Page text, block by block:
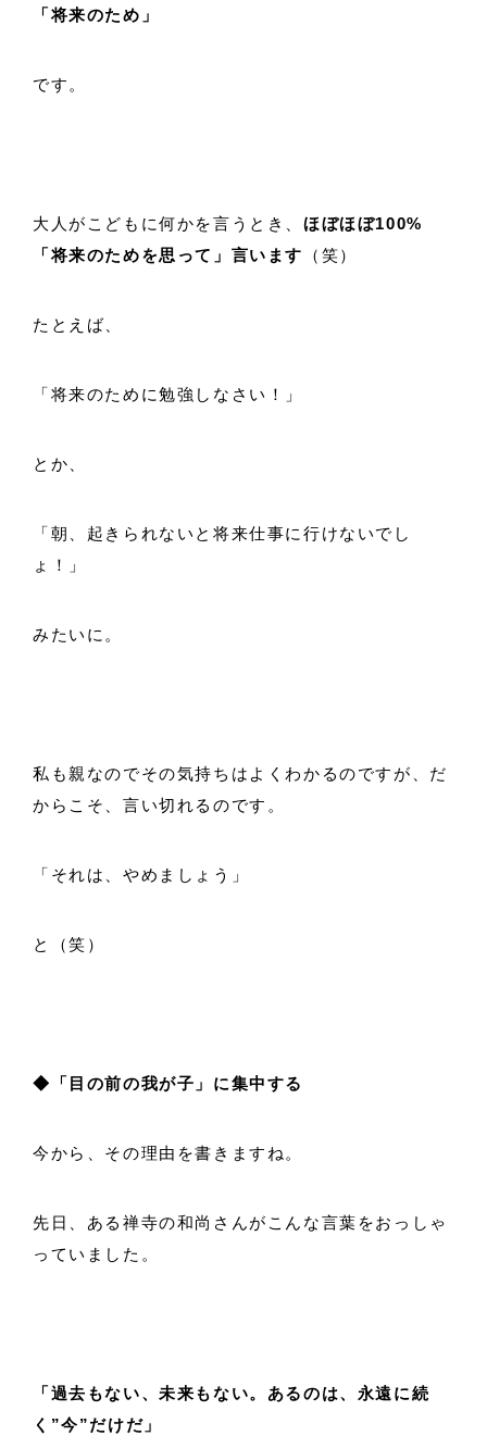
「将来のため」
です。
大人がこどもに何かを言うとき、 ほぼほぼ100%
「将来のためを思って」言います
（笑）
たとえば、
「将来のために勉強しなさい！」
とか、
「朝、起きられないと将来仕事に行けないでし
ょ！」
みたいに。
私も親なのでその気持ちはよくわかるのですが、だ
からこそ、言い切れるのです。
「それは、やめましょう」
と（笑）
◆「目の前の我が子」に集中する
今から、その理由を書きますね。
先日、ある禅寺の和尚さんがこんな言葉をおっしゃ
っていました。
「過去もない、未来もない。あるのは、永遠に続
く”今”だけだ」